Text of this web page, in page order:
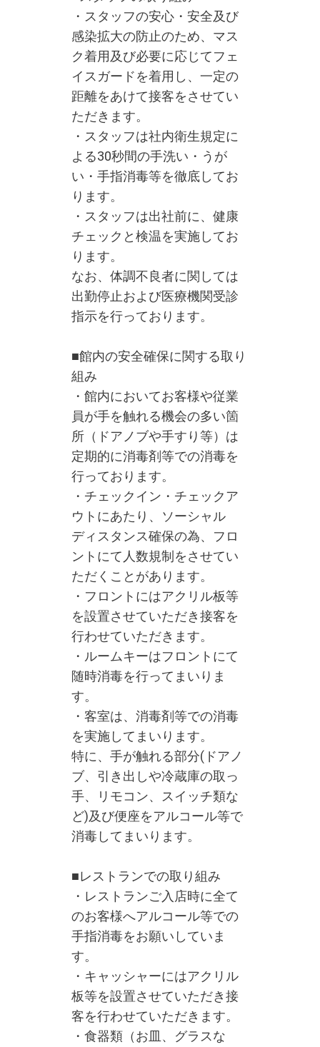
・スタッフの安心・安全及び
感染拡大の防止のため、マス
ク着用及び必要に応じてフェ
イスガードを着用し、一定の
距離をあけて接客をさせてい
ただきます。
・スタッフは社内衛生規定に
よる30秒間の手洗い・うが
い・手指消毒等を徹底してお
ります。
・スタッフは出社前に、健康
チェックと検温を実施してお
ります。
なお、体調不良者に関しては
出勤停止および医療機関受診
指示を行っております。
■館内の安全確保に関する取り
組み
・館内においてお客様や従業
員が手を触れる機会の多い箇
所（ドアノブや手すり等）は
定期的に消毒剤等での消毒を
行っております。
・チェックイン・チェックア
ウトにあたり、ソーシャル
ディスタンス確保の為、フロ
ントにて人数規制をさせてい
ただくことがあります。
・フロントにはアクリル板等
を設置させていただき接客を
行わせていただきます。
・ルームキーはフロントにて
随時消毒を行ってまいりま
す。
・客室は、消毒剤等での消毒
を実施してまいります。
特に、手が触れる部分(ドアノ
ブ、引き出しや冷蔵庫の取っ
手、リモコン、スイッチ類な
ど)及び便座をアルコール等で
消毒してまいります。
■レストランでの取り組み
・レストランご入店時に全て
のお客様へアルコール等での
手指消毒をお願いしていま
す。
・キャッシャーにはアクリル
板等を設置させていただき接
客を行わせていただきます。
・食器類（お皿、グラスな